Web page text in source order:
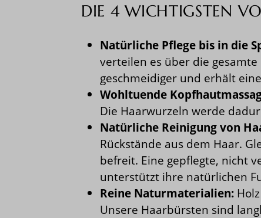
DIE 4 WICHTIGSTEN
Natürliche Pflege bis in die
verteilen es über die
geschmeidiger und erhält
Wohltuende
Die Haarwurzeln werde
Natürliche Reinigung von
Rückstände aus dem Haar.
befreit. Eine gepflegte, nicht
unterstützt ihre natürlichen
Reine Naturmaterialien:
Unsere Haarbürsten sind